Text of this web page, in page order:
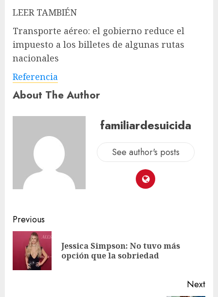
LEER TAMBIÉN
Transporte aéreo: el gobierno reduce el
impuesto a los billetes de algunas rutas
nacionales
Referencia
About The Author
familiardesuicida
See author's posts
Previous
Jessica Simpson: No tuvo más
opción que la sobriedad
Next